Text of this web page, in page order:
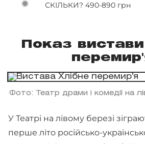
СКІЛЬКИ? 490-890 грн
Показ вистави
Фото: Театр драми і комедії на
У Театрі на лівому березі
перше літо російсько-